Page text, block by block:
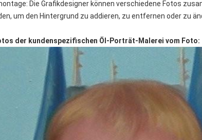
Die Grafikdesigner können verschiedene Fotos
um den Hintergrund zu addieren, zu entfernen oder zu
der kundenspezifischen Öl-Porträt-Malerei vom Foto: